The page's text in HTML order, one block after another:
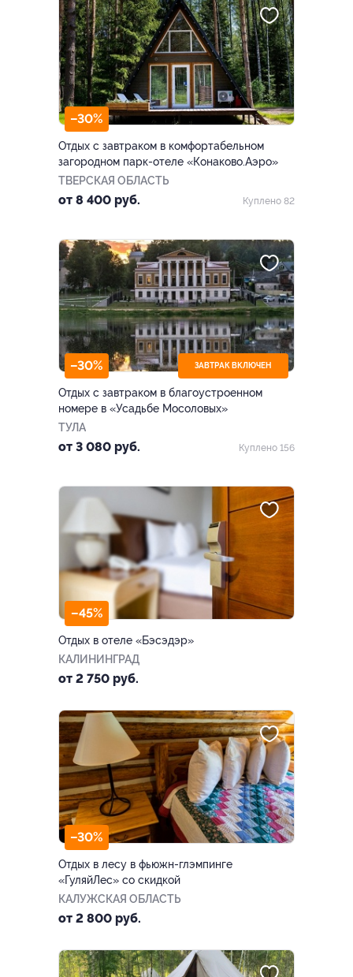
–30%
Отдых с завтраком в комфортабельном
загородном парк-отеле «Конаково.Аэро»
ТВЕРСКАЯ ОБЛАСТЬ
от 8 400 руб. Куплено 82
–30% ЗАВТРАК ВКЛЮЧЕН
Отдых с завтраком в благоустроенном
номере в «Усадьбе Мосоловых»
ТУЛА
от 3 080 руб. Куплено 156
–45%
Отдых в отеле «Бэсэдэр»
КАЛИНИНГРАД
от 2 750 руб.
–30%
Отдых в лесу в фьюжн-глэмпинге
«ГуляйЛес» со скидкой
КАЛУЖСКАЯ ОБЛАСТЬ
от 2 800 руб.